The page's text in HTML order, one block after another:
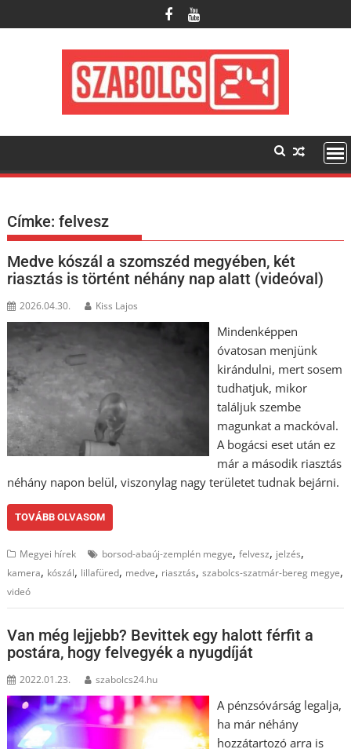
to
Címke:felvesz
Medve kószál a szomszéd megyében, két
riasztás is történt néhány nap alatt (videóval)
2026.04.30. Kiss Lajos
Mindenképpen
óvatosan menjünk
kirándulni, mert sosem
tudhatjuk, mikor
találjuk szembe
magunkat a mackóval.
A bogácsi eset után ez
már a második riasztás
néhány napon belül, viszonylag nagy területet tudnak bejárni.
TOVÁBB OLVASOM
Megyei hírek borsod-abaúj-zemplén megye,felvesz, jelzés,
kamera, kószál, lillafüred, medve, riasztás,szabolcs-szatmár-bereg megye,
videó
Van még lejjebb? Bevittek egy halott férfit a
postára, hogy felvegyék a nyugdíját
2022.01.23. szabolcs24.hu
A pénzsóvárság legalja,
ha már néhány
hozzátartozó arra is